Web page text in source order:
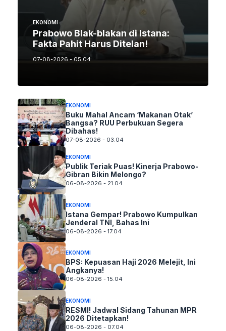
EKONOMI
Prabowo Blak-blakan di Istana:
Fakta Pahit Harus Ditelan!
07-08-2026 - 05.04
EKONOMI
Buku Mahal Ancam ‘Makanan Otak’
Bangsa? RUU Perbukuan Segera
Dibahas!
07-08-2026 - 03.04
EKONOMI
Publik Teriak Puas! Kinerja Prabowo-
Gibran Bikin Melongo?
06-08-2026 - 21.04
EKONOMI
Istana Gempar! Prabowo Kumpulkan
Jenderal TNI, Bahas Ini
06-08-2026 - 17.04
EKONOMI
BPS: Kepuasan Haji 2026 Melejit, Ini
Angkanya!
06-08-2026 - 15.04
EKONOMI
RESMI! Jadwal Sidang Tahunan MPR
2026 Ditetapkan!
06-08-2026 - 07.04